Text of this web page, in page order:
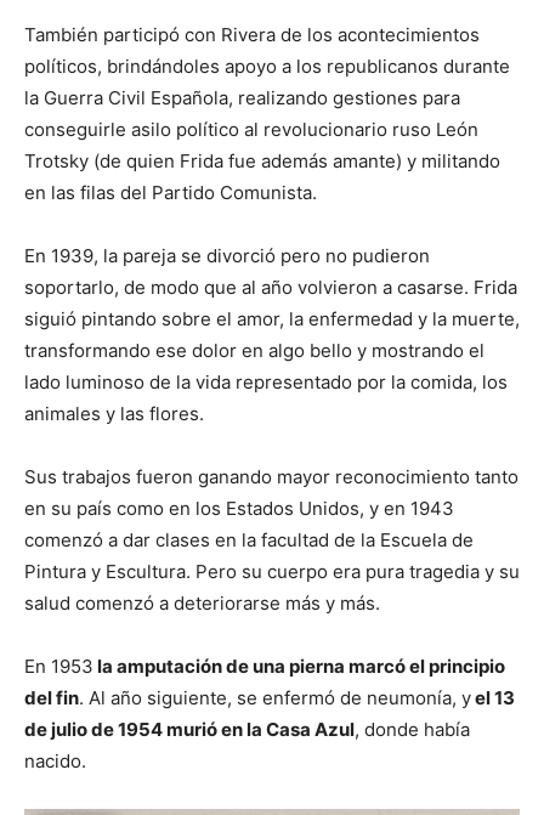
También participó con Rivera de los acontecimientos
políticos, brindándoles apoyo a los republicanos durante
la Guerra Civil Española, realizando gestiones para
conseguirle asilo político al revolucionario ruso León
Trotsky (de quien Frida fue además amante) y militando
en las filas del Partido Comunista.
En 1939, la pareja se divorció pero no pudieron
soportarlo, de modo que al año volvieron a casarse. Frida
siguió pintando sobre el amor, la enfermedad y la muerte,
transformando ese dolor en algo bello y mostrando el
lado luminoso de la vida representado por la comida, los
animales y las flores.
Sus trabajos fueron ganando mayor reconocimiento tanto
en su país como en los Estados Unidos, y en 1943
comenzó a dar clases en la facultad de la Escuela de
Pintura y Escultura. Pero su cuerpo era pura tragedia y su
salud comenzó a deteriorarse más y más.
En 1953 la amputación de una pierna marcó el principio
del fin. Al año siguiente, se enfermó de neumonía, yel 13
de julio de 1954 murió en la Casa Azul, donde había
nacido.